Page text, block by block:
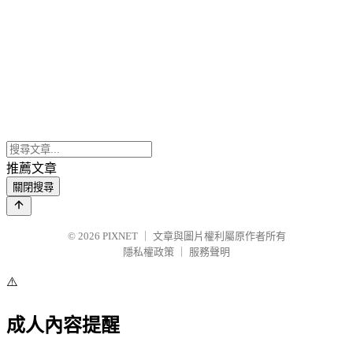
推薦文章
關閉搜尋
© 2026 PIXNET
文章與圖片權利屬原作者所有
隱私權政策
服務聲明
⚠️
成人內容提醒